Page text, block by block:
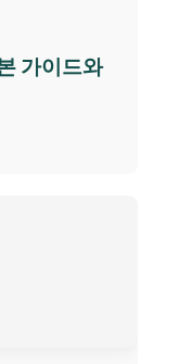
가이드와